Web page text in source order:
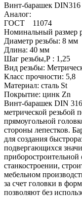
Винт-барашек
Аналог:
ГОСТ 11074
Номинальный размер
Диаметр резьбы: 8 мм
Длина: 40 мм
Шаг резьбы,Р : 1,25
Вид резьбы:
Класс прочности: 5,8
Материал: сталь St
Покрытие: цинк Zn
Винт-барашек DIN
метрической резьбой
прямоугольной
стороны лепестков.
для создания
подвергающихся
станкостроении,
мебельном
за счет головки в
позволяют без